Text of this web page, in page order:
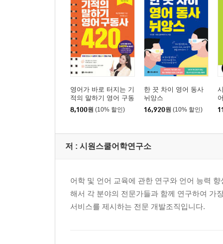
영어가 바로 터지는 기
적의 말하기 영어 구동
사 420
8,100원 (10% 할인)
한 끗 차이 영어 동사
뉘앙스
16,920원 (10% 할인)
저 : 시원스쿨어학연구소
어학 및 언어 교육에 관한 연구와 언어 능력
해서 각 분야의 전문가들과 함께 연구하여 가
서비스를 제시하는 전문 개발조직입니다.